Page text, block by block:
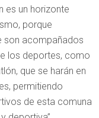
es un horizonte
porque
son acompañados
los deportes, como
que se harán en
permitiendo
de esta comuna